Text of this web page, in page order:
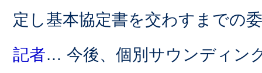
定し基本協定書を交わすまでの
記者… 今後、個別サウンディン